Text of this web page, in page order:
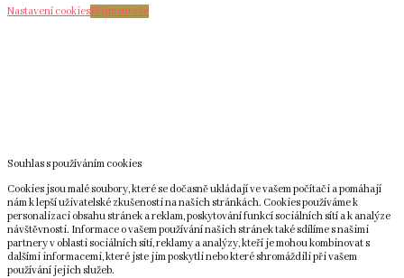
Nastavení cookiesPřijmout vše
Souhlas s používáním cookies
Cookies jsou malé soubory, které se dočasně ukládají ve vašem počítači a pomáhají
nám k lepší uživatelské zkušenosti na našich stránkách. Cookies používáme k
personalizaci obsahu stránek a reklam, poskytování funkcí sociálních sítí a k analýze
návštěvnosti. Informace o vašem používání našich stránek také sdílíme s našimi
partnery v oblasti sociálních sítí, reklamy a analýzy, kteří je mohou kombinovat s
dalšími informacemi, které jste jim poskytli nebo které shromáždili při vašem
používání jejich služeb.